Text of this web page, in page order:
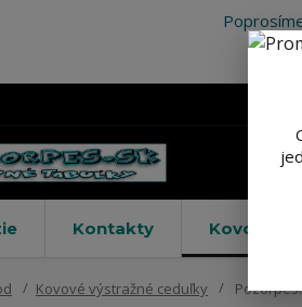
Kontakty Kovové
Kovové výstražné ceduľky